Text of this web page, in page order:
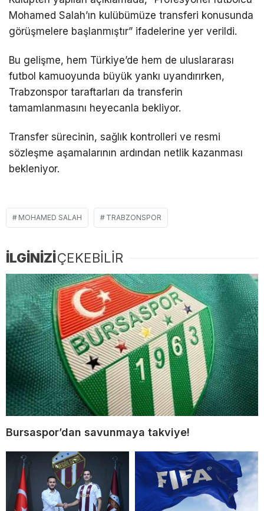
Mohamed Salah’ın kulübümüze transferi konusunda
görüşmelere başlanmıştır” ifadelerine yer verildi.
Bu gelişme, hem Türkiye’de hem de uluslararası
futbol kamuoyunda büyük yankı uyandırırken,
Trabzonspor taraftarları da transferin
tamamlanmasını heyecanla bekliyor.
Transfer sürecinin, sağlık kontrolleri ve resmi
sözleşme aşamalarının ardından netlik kazanması
bekleniyor.
MOHAMED SALAH TRABZONSPOR
İLGİNİZİÇEKEBİLİR
Bursaspor’dan savunmaya takviye!